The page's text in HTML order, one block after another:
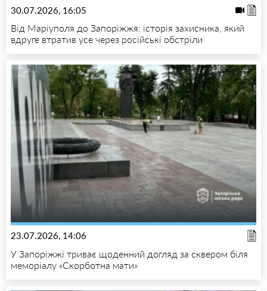
30.07.2026, 16:05
Від Маріуполя до Запоріжжя: історія захисника, який
вдруге втратив усе через російські обстріли
23.07.2026, 14:06
У Запоріжжі триває щоденний догляд за сквером біля
меморіалу «Скорботна мати»